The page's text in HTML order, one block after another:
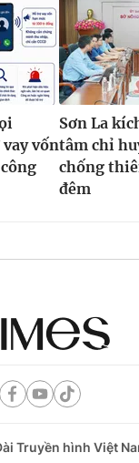
vốn
Sơn La
tâm chỉ
chống
đêm
Truyền hình Việt